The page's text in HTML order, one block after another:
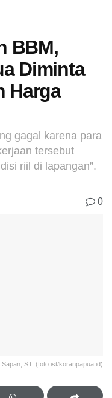
BBM,
Diminta
Harga
gagal karena para
tersebut
riil di lapangan”.
0
ST. (foto:ist/koranpapua.id)